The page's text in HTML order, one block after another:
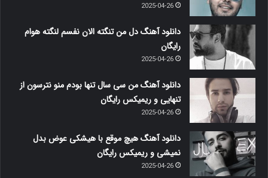
2025-04-26
دانلود آهنگ دل من تنگته الان نفسم لنگته هوام
رایگان
2025-04-26
دانلود آهنگ من سی سال تنها بودم منو نترسون از
تنهایی و ریمیکس رایگان
2025-04-26
دانلود آهنگ هیچ موقع با هیشکی عوض بدل
نمیشی و ریمیکس رایگان
2025-04-26